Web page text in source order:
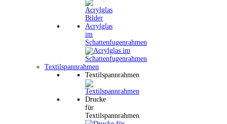
Acrylglas
im
Schattenfugenrahmen
Textilspannrahmen
Textilspannrahmen
Drucke
für
Textilspannrahmen